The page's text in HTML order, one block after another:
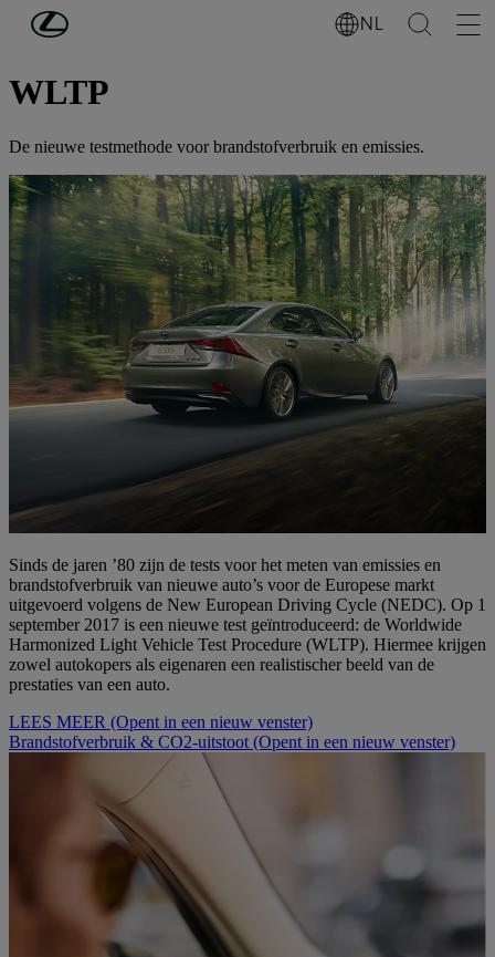
Ga naar de hoofdinhoud NL
JURIDISCHE KENNISGEVING
WLTP
De nieuwe testmethode voor brandstofverbruik en emissies.
Sinds de jaren ’80 zijn de tests voor het meten van emissies en
brandstofverbruik van nieuwe auto’s voor de Europese markt
uitgevoerd volgens de New European Driving Cycle (NEDC). Op 1
september 2017 is een nieuwe test geïntroduceerd: de Worldwide
Harmonized Light Vehicle Test Procedure (WLTP). Hiermee krijgen
zowel autokopers als eigenaren een realistischer beeld van de
prestaties van een auto.
LEES MEER (Opent in een nieuw venster)
Brandstofverbruik & CO2-uitstoot (Opent in een nieuw venster)